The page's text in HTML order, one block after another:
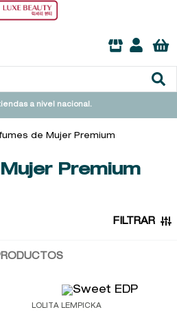
a nivel nacional.
de Mujer Premium
Premium
FILTRAR
LOLITA LEMPICKA